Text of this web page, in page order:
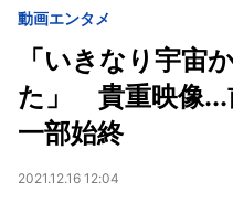
動画エンタメ
「いきなり宇宙
た」 貴重映像...
一部始終
2021.12.16 12:04